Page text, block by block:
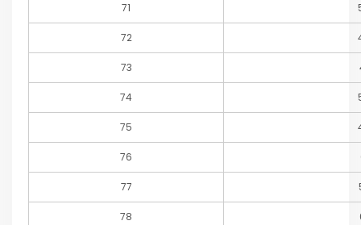
71
72
73
74
75
76
77
78